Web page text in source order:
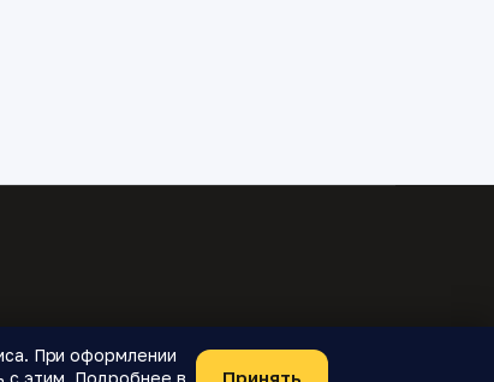
При оформлении
с этим. Подробнее в
Принять